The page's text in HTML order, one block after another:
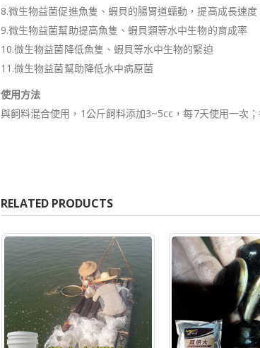
8.微生物益菌促進魚隻、蝦貝的腸胃道蠕動，提高成長速度
9.微生物益菌幫助提高魚隻、蝦貝類等水中生物的育成率
10.微生物益菌降低魚隻、蝦貝等水中生物的緊迫
11.微生物益菌幫助降低水中病原菌
使用方法
與飼料混合使用，1公斤飼料添加3~5cc，每7天使用一次
RELATED PRODUCTS